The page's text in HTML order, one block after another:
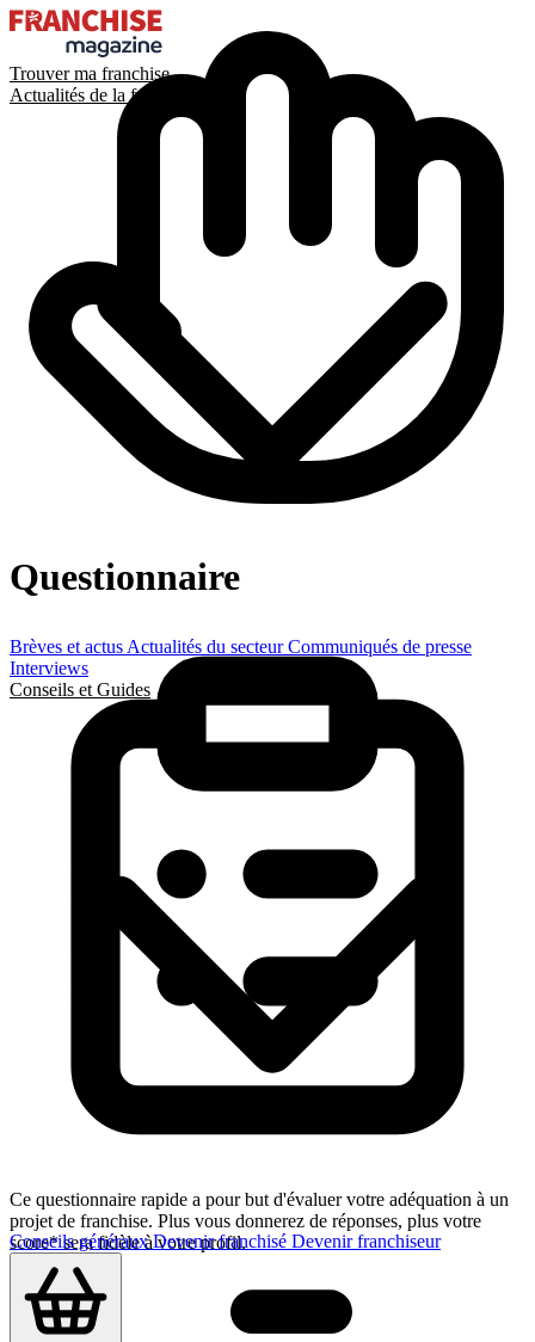
Trouver ma franchise
Actualités de la franchise
Brèves et actus Actualités du secteurCommuniqués de presse
Interviews
Conseils et Guides
Conseils générauxDevenir franchisé Devenir franchiseur
Questionnaire
Ce questionnaire rapide a pour but d'évaluer votre adéquation à un
projet de franchise. Plus vous donnerez de réponses, plus votre
score* sera fidèle à votre profil.